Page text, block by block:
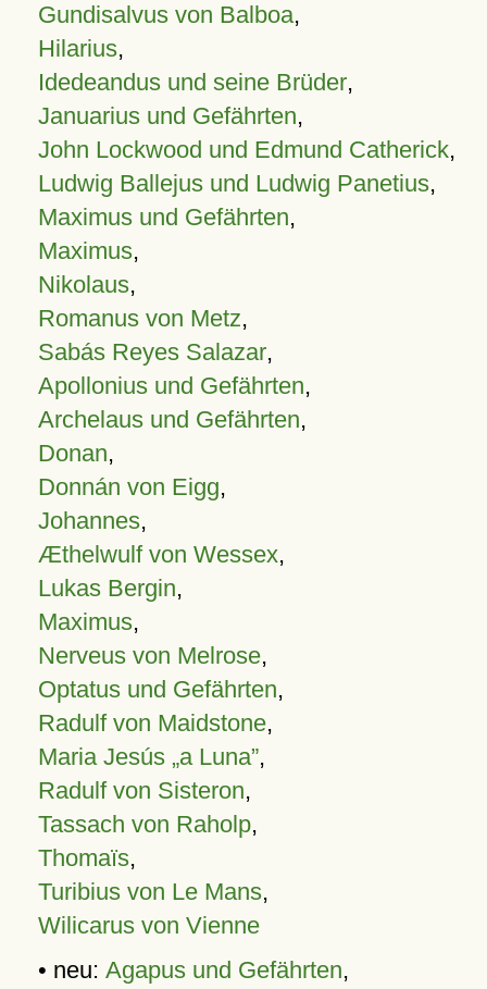
Gundisalvus von Balboa,
Hilarius,
Idedeandus und seine Brüder,
Januarius und Gefährten,
John Lockwood und Edmund Catherick,
Ludwig Ballejus und Ludwig Panetius,
Maximus und Gefährten,
Maximus,
Nikolaus,
Romanus von Metz,
Sabás Reyes Salazar,
Apollonius und Gefährten,
Archelaus und Gefährten,
Donan,
Donnán von Eigg,
Johannes,
Æthelwulf von Wessex,
Lukas Bergin,
Maximus,
Nerveus von Melrose,
Optatus und Gefährten,
Radulf von Maidstone,
Maria Jesús „a Luna”,
Radulf von Sisteron,
Tassach von Raholp,
Thomaïs,
Turibius von Le Mans,
Wilicarus von Vienne
• neu: Agapus und Gefährten,